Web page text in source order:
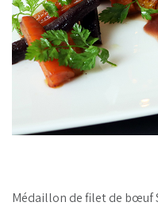
Médaillon de filet de bœuf